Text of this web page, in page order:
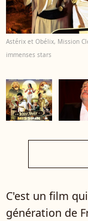
Astérix et Obélix, Mission
immenses stars
C'est un film
génération de